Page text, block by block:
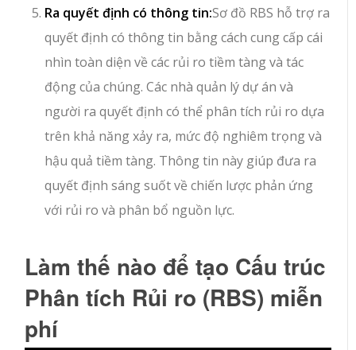
Ra quyết định có thông tin:Sơ đồ RBS hỗ trợ ra
quyết định có thông tin bằng cách cung cấp cái
nhìn toàn diện về các rủi ro tiềm tàng và tác
động của chúng. Các nhà quản lý dự án và
người ra quyết định có thể phân tích rủi ro dựa
trên khả năng xảy ra, mức độ nghiêm trọng và
hậu quả tiềm tàng. Thông tin này giúp đưa ra
quyết định sáng suốt về chiến lược phản ứng
với rủi ro và phân bổ nguồn lực.
Làm thế nào để tạo Cấu trúc
Phân tích Rủi ro (RBS) miễn
phí